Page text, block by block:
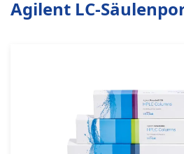
Agilent LC-